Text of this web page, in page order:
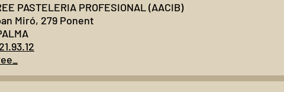
PASTELERIA PROFESIONAL (AACIB)
Miró, 279 Ponent